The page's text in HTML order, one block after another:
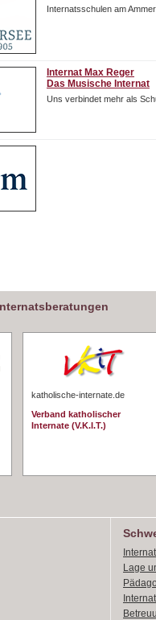
Internatsschulen am
Internat Max Reger
Das Musische Internat
Uns verbindet mehr als
katholische-internate.de
Verband katholischer
Internate (V.K.I.T.)
Lage